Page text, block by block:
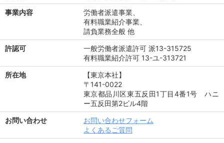
事業内容
労働者派遣事業、
有料職業紹介事業、
請負業務全般 他
許認可
一般労働者派遣許可 派13-315725
有料職業紹介許可 13-ユ-313721
所在地
【東京本社】
〒141-0022
東京都品川区東五反田1丁目4番1号 ハニ
ー五反田第2ビル4階
お問い合わせ
お問い合わせフォーム
よくあるご質問